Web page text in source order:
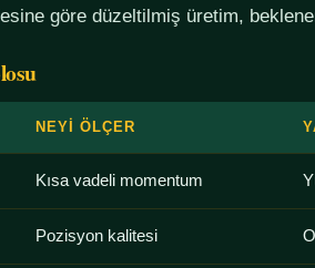
göre düzeltilmiş üretim,
NEYI ÖLÇER
Kısa vadeli momentum
Pozisyon kalitesi